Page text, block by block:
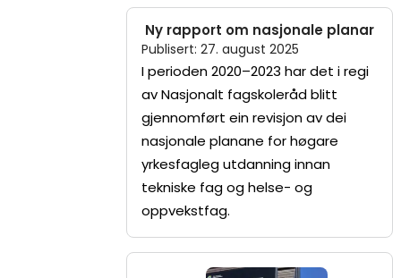
Ny rapport om nasjonale planar
Publisert: 27. august 2025
I perioden 2020–2023 har det i regi
av Nasjonalt fagskoleråd blitt
gjennomført ein revisjon av dei
nasjonale planane for høgare
yrkesfagleg utdanning innan
tekniske fag og helse- og
oppvekstfag.